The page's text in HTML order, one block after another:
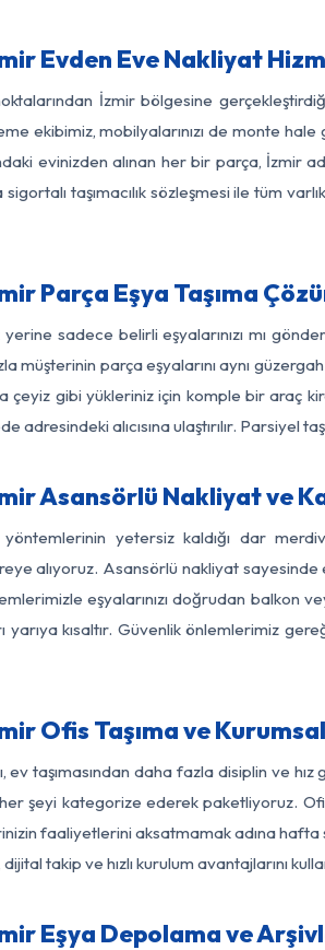
Evden Eve Nakliyat
İzmir bölgesine
ekibimiz, mobilyalarınızı de monte hale
evinizden alınan her bir parça, İzmir
taşımacılık sözleşmesi ile tüm
Parça Eşya Taşıma
sadece belirli eşyalarınızı mı
müşterinin parça eşyalarını aynı
çeyiz gibi yükleriniz için komple bir araç
adresindeki alıcısına ulaştırılır.
Asansörlü Nakliyat ve
yöntemlerinin yetersiz kaldığı dar
alıyoruz. Asansörlü nakliyat sayesinde
eşyalarınızı doğrudan
yarıya kısaltır. Güvenlik önlemlerimiz
Ofis Taşıma ve
ev taşımasından daha fazla disiplin ve
şeyi kategorize ederek paketliyoruz.
faaliyetlerini aksatmamak adına hafta
takip ve hızlı kurulum avantajlarını
Eşya Depolama ve